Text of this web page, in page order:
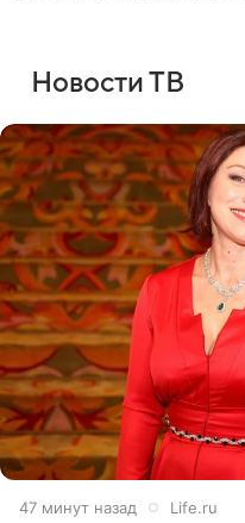
Новости ТВ
47 минут назад Life.ru